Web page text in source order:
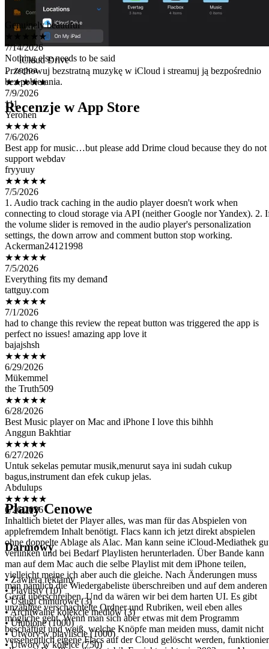
iCloud Drive
Przechowuj bezstratną muzykę w iCloud i streamuj ją bezpośrednio
bez pobierania.
Recenzje w App Store
Genuinely beautiful
★★★★★
7/14/2026
Nothing else needs to be said
。zopoa
★★★★★
7/9/2026
111
Yerohen
★★★★★
7/6/2026
Best app for music…but please add Drime cloud because they do not
support webdav
fryyuuy
★★★★★
7/5/2026
1. Audio track caching in the audio player doesn't work when
connecting to cloud storage via API (neither Google nor Yandex). 2.
the volume slider is removed in the audio player's personalization
settings, the down arrow and comment button stop working.
Ackerman24121998
★★★★★
7/5/2026
Everything fits my demanđ
tattguy.com
★★★★★
7/1/2026
had to change this review the repeat button was triggered the app is
perfect no issues! amazing app love it
bajajshsh
★★★★★
6/29/2026
Mükemmel
the Truth509
★★★★★
6/28/2026
Best Music player on Mac and iPhone I love this bihhh
Anggun Bakhtiar
★★★★★
6/27/2026
Untuk sekelas pemutar musik,menurut saya ini sudah cukup
bagus,instrument dan efek cukup jelas.
Abdulups
★★★★★
6/26/2026
Inhaltlich bietet der Player alles, was man für das Abspielen von
applefremdem Inhalt benötigt. Flacs kann ich jetzt direkt abspielen
ohne doppelte Ablage als Alac. Man kann seine iCloud-Mediathek
verlinken und bei Bedarf Playlisten herunterladen. Über Bande kann
man auf dem Mac auch die selbe Playlist mit dem iPhone teilen,
vielleicht meine ich aber auch die gleiche. Nach Änderungen muss
man nämlich die Wiedergabeliste überschreiben und auf dem anderen
Gerät überschreiben. Und da wären wir bei dem harten UI. Es gibt
unzählige verschachtelte Ordner und Rubriken, weil eben alles
mögliche geht. Wenn man sich aber etwas mit dem Programm
beschäftigt und weiß, welche Knöpfe man meiden muss, damit nicht
versehentlich eigene Flacs auf der Cloud gelöscht werden,
alles gut. Der Player läuft stabil. Es sieht nicht wie 2003 aus. Aber
eben auch nicht ganz wie 2026. Sehr gute App ! Lob an die
Plany Cenowe
Darmowy
• Zawiera reklamy
• Playlisty (10)
• Usługi chmurowe (3)
• Archiwalne kolekcje mediów (3)
• Ulubione (1000)
• Utwory w playliście (1000)
• Utwory w kolejce (750)